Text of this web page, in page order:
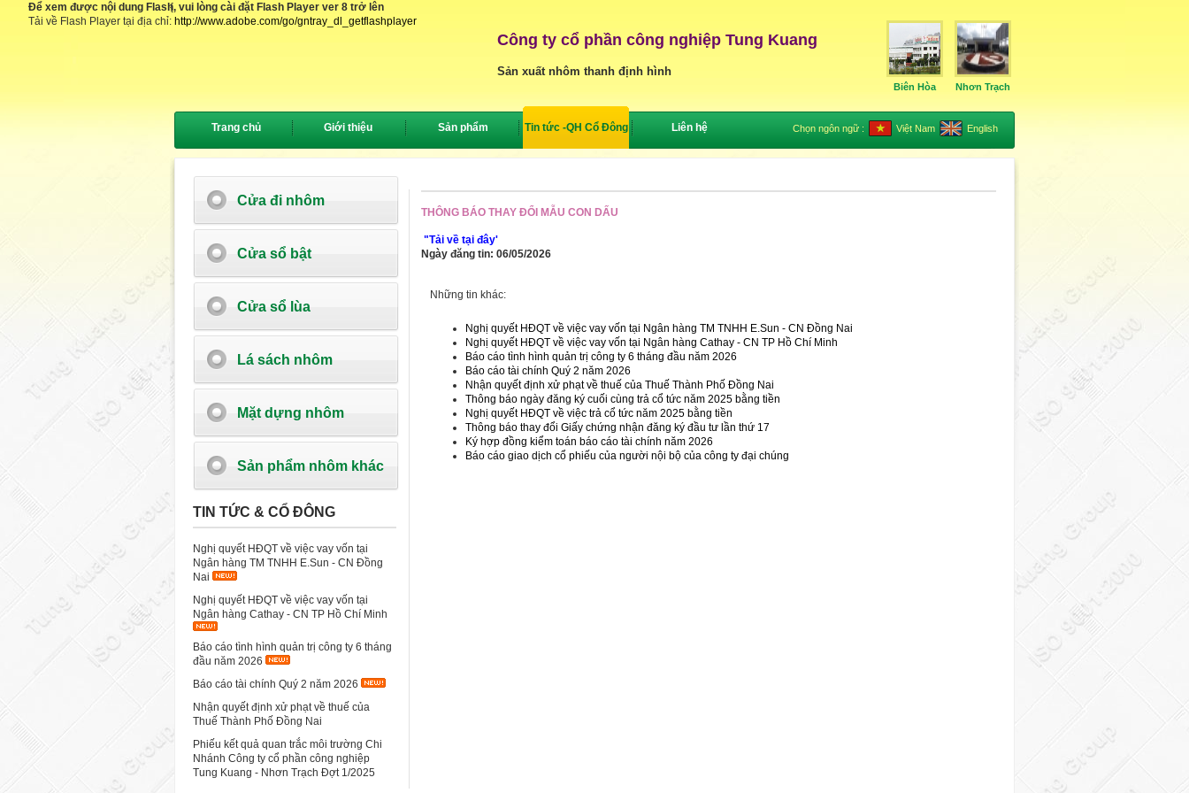
Để xem được nội dung Flash, vui lòng cài đặt Flash Player ver 8 trở lên
Tải về Flash Player tại địa chỉ: http://www.adobe.com/go/gntray_dl_getflashplayer
{
Công ty cổ phần công nghiệp Tung Kuang
Sản xuất nhôm thanh định hình
Biên Hòa Nhơn Trạch
Trang chủ Giới thiệu Sản phẩm Tin tức -QH Cổ Đông Liên hệ Chọn ngôn ngữ : Việt Nam English
Cửa đi nhôm
Cửa sổ bật
Cửa sổ lùa
Lá sách nhôm
Mặt dựng nhôm
Sản phẩm nhôm khác
TIN TỨC & CỔ ĐÔNG
Nghị quyết HĐQT về việc vay vốn tại
Ngân hàng TM TNHH E.Sun - CN Đồng
Nai
Nghị quyết HĐQT về việc vay vốn tại
Ngân hàng Cathay - CN TP Hồ Chí Minh
Báo cáo tình hình quản trị công ty 6 tháng
đầu năm 2026
Báo cáo tài chính Quý 2 năm 2026
Nhận quyết định xử phạt về thuế của
Thuế Thành Phố Đồng Nai
Phiếu kết quả quan trắc môi trường Chi
Nhánh Công ty cổ phần công nghiệp
Tung Kuang - Nhơn Trạch Đợt 1/2025
THÔNG BÁO THAY ĐỔI MẪU CON DẤU
"Tải về tại đây'
Ngày đăng tin: 06/05/2026
Những tin khác:
Nghị quyết HĐQT về việc vay vốn tại Ngân hàng TM TNHH E.Sun - CN Đồng Nai
Nghị quyết HĐQT về việc vay vốn tại Ngân hàng Cathay - CN TP Hồ Chí Minh
Báo cáo tình hình quản trị công ty 6 tháng đầu năm 2026
Báo cáo tài chính Quý 2 năm 2026
Nhận quyết định xử phạt về thuế của Thuế Thành Phố Đồng Nai
Thông báo ngày đăng ký cuối cùng trả cổ tức năm 2025 bằng tiền
Nghị quyết HĐQT về việc trả cổ tức năm 2025 bằng tiền
Thông báo thay đổi Giấy chứng nhận đăng ký đầu tư lần thứ 17
Ký hợp đồng kiểm toán báo cáo tài chính năm 2026
Báo cáo giao dịch cổ phiếu của người nội bộ của công ty đại chúng